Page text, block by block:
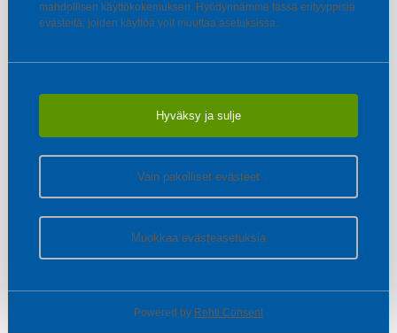
mahdollisen käyttökokemuksen. Hyödynnämme tässä erityyppisiä
evästeitä, joiden käyttöä voit muuttaa asetuksissa.
Hyväksy ja sulje
Vain pakolliset evästeet
Muokkaa evästeasetuksia
Powered by Rehti Consent